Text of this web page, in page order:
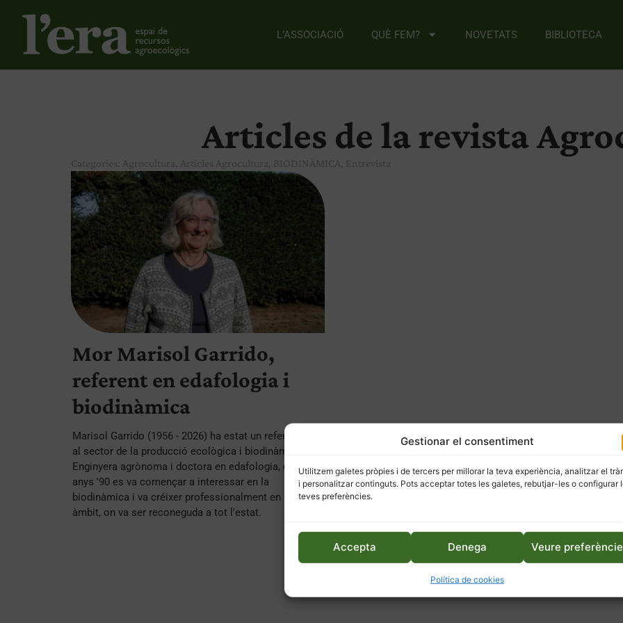
Gestionar el consentiment
Utilitzem galetes pròpies i de tercers per millorar la teva experiència, analitzar el
i personalitzar continguts. Pots acceptar totes les galetes, rebutjar-les o configurar
teves preferències.
Accepta Denega Veure
Política de cookies
L’ASSOCIACIÓ QUÈ FEM? NOVETATS BIBLIOTECA
Articles de la revista
Mor Marisol Garrido,
referent en edafologia i
biodinàmica
Marisol Garrido (1956 - 2026) ha estat un referent per
al sector de la producció ecològica i biodinàmica.
Enginyera agrònoma i doctora en edafologia, des dels
anys '90 es va començar a interessar en la
biodinàmica i va créixer professionalment en aquest
àmbit, on va ser reconeguda a tot l'estat.